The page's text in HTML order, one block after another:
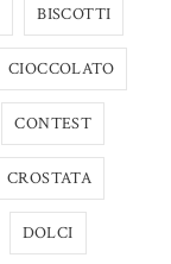
BISCOTTI
CIOCCOLATO
CONTEST
CROSTATA
DOLCI